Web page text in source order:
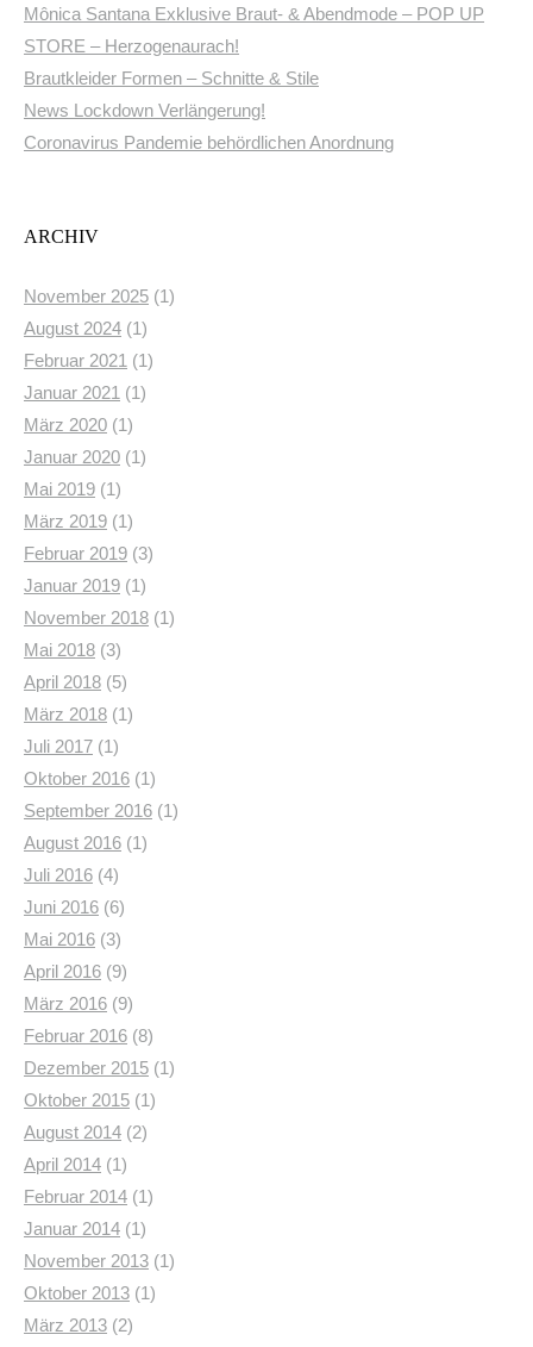
Mônica Santana Exklusive Braut- & Abendmode – POP UP
STORE – Herzogenaurach!
Brautkleider Formen – Schnitte & Stile
News Lockdown Verlängerung!
Coronavirus Pandemie behördlichen Anordnung
ARCHIV
November 2025 (1)
August 2024 (1)
Februar 2021 (1)
Januar 2021 (1)
März 2020 (1)
Januar 2020 (1)
Mai 2019 (1)
März 2019 (1)
Februar 2019 (3)
Januar 2019 (1)
November 2018 (1)
Mai 2018 (3)
April 2018 (5)
März 2018 (1)
Juli 2017 (1)
Oktober 2016 (1)
September 2016 (1)
August 2016 (1)
Juli 2016 (4)
Juni 2016 (6)
Mai 2016 (3)
April 2016 (9)
März 2016 (9)
Februar 2016 (8)
Dezember 2015 (1)
Oktober 2015 (1)
August 2014 (2)
April 2014 (1)
Februar 2014 (1)
Januar 2014 (1)
November 2013 (1)
Oktober 2013 (1)
März 2013 (2)